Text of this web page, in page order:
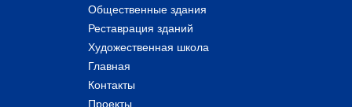
Общественные здания
Реставрация зданий
Художественная школа
Главная
Контакты
Проекты